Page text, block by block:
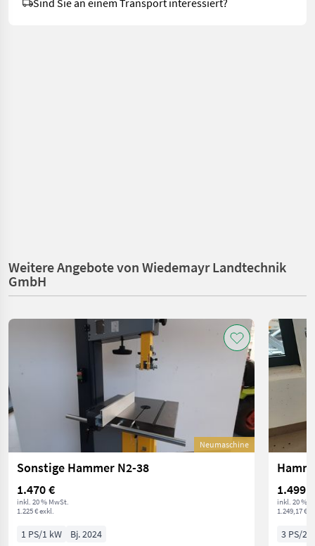
Sind Sie an einem Transport interessiert?
Weitere Angebote von Wiedemayr Landtechnik
GmbH
Neumaschine
Sonstige Hammer N2-38
1.470 €
inkl. 20 % MwSt.
1.225 € exkl.
1 PS/1 kW Bj. 2024
1.499 €
inkl. 20 %
1.249,17 €
3 PS/2